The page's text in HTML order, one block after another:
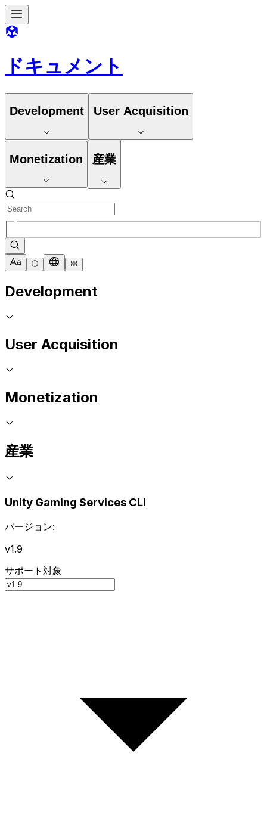
ドキュメント
Development User Acquisition
Monetization 産業
Development
User Acquisition
Monetization
産業
Unity Gaming Services CLI
バージョン:
v1.9
サポート対象